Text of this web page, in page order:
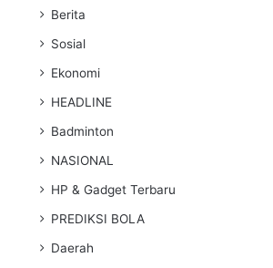
Berita
Sosial
Ekonomi
HEADLINE
Badminton
NASIONAL
HP & Gadget Terbaru
PREDIKSI BOLA
Daerah